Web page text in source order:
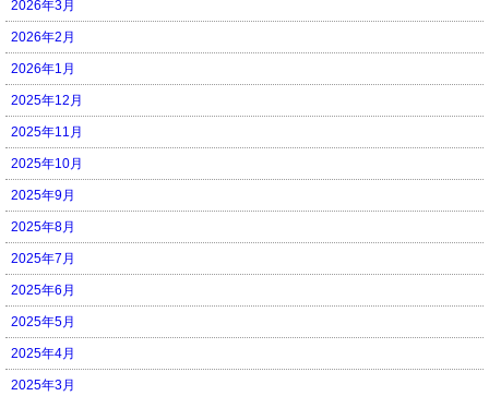
2026年3月
2026年2月
2026年1月
2025年12月
2025年11月
2025年10月
2025年9月
2025年8月
2025年7月
2025年6月
2025年5月
2025年4月
2025年3月